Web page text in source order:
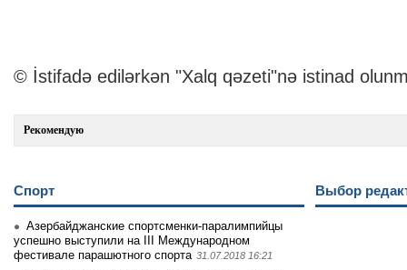
© İstifadə edilərkən "Xalq qəzeti"nə istinad
Рекомендую
Спорт
Азербайджанские спортсменки-паралимпийцы
успешно выступили на III Международном
фестивале парашютного спорта 31.07.2018 16:21
Выбор